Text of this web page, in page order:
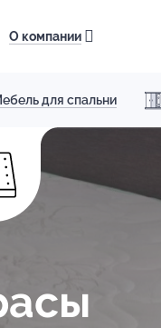
О компании
для спальни